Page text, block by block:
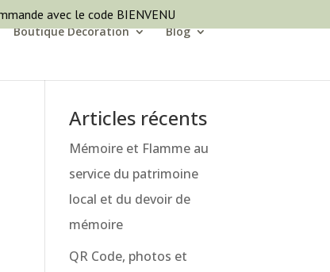
Boutique Décoration Blog
Articles récents
Mémoire et Flamme au
service du patrimoine
local et du devoir de
mémoire
QR Code, photos et
avec le code BIENVENU